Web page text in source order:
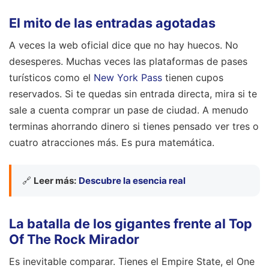
El mito de las entradas agotadas
A veces la web oficial dice que no hay huecos. No
desesperes. Muchas veces las plataformas de pases
turísticos como el New York Pass tienen cupos
reservados. Si te quedas sin entrada directa, mira si te
sale a cuenta comprar un pase de ciudad. A menudo
terminas ahorrando dinero si tienes pensado ver tres o
cuatro atracciones más. Es pura matemática.
🔗 Leer más: Descubre la esencia real
La batalla de los gigantes frente al Top
Of The Rock Mirador
Es inevitable comparar. Tienes el Empire State, el One